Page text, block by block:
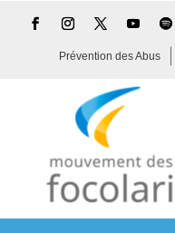
Prévention des Abus